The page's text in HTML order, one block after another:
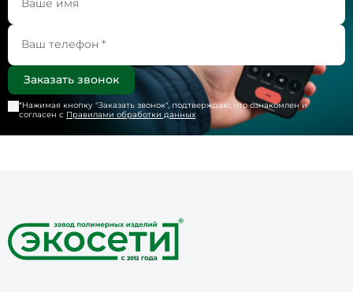
*Нажимая кнопку "Заказать звонок", подтверждаю, что ознакомлен и
согласен с Правилами обработки данных